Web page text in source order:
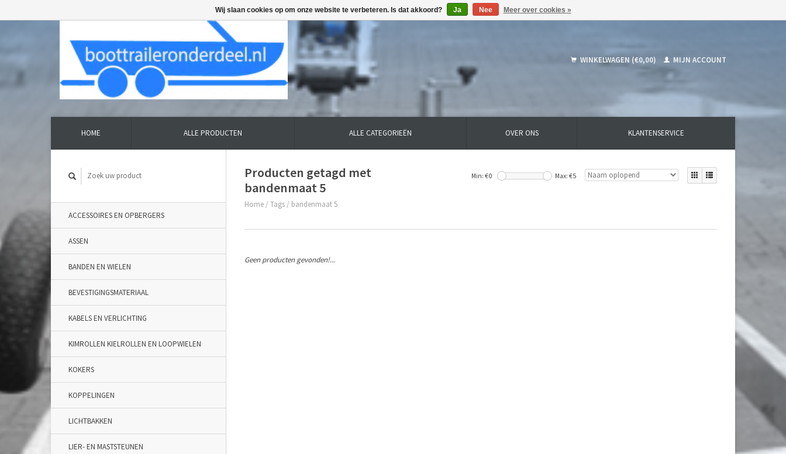
WINKELWAGEN (€0,00) MIJN ACCOUNT
HOME ALLE PRODUCTEN ALLE CATEGORIEËN OVER ONS KLANTENSERVICE
ACCESSOIRES EN OPBERGERS
ASSEN
BANDEN EN WIELEN
BEVESTIGINGSMATERIAAL
KABELS EN VERLICHTING
KIMROLLEN KIELROLLEN EN LOOPWIELEN
KOKERS
KOPPELINGEN
LICHTBAKKEN
LIER- EN MASTSTEUNEN
Producten getagd met
bandenmaat 5
Home / Tags / bandenmaat 5
Min: €0 Max: €5
Geen producten gevonden!...
Wij slaan cookies op om onze website te verbeteren. Is dat akkoord? Ja Nee Meer over cookies »